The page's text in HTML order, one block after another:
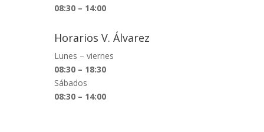
08:30 – 14:00
Horarios V. Álvarez
Lunes – viernes
08:30 – 18:30
Sábados
08:30 – 14:00